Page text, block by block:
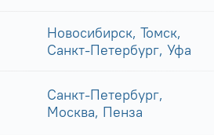
Новосибирск, Томск,
Санкт-Петербург, Уфа
Санкт-Петербург,
Москва, Пенза